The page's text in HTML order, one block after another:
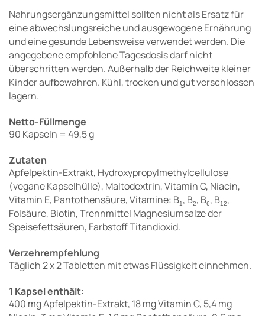
Nahrungsergänzungsmittel sollten nicht als Ersatz für
eine abwechslungsreiche und ausgewogene Ernährung
und eine gesunde Lebensweise verwendet werden. Die
angegebene empfohlene Tagesdosis darf nicht
überschritten werden. Außerhalb der Reichweite kleiner
Kinder aufbewahren. Kühl, trocken und gut verschlossen
lagern.
Netto-Füllmenge
90 Kapseln = 49,5 g
Zutaten
Apfelpektin-Extrakt, Hydroxypropylmethylcellulose
(vegane Kapselhülle), Maltodextrin, Vitamin C, Niacin,
Vitamin E, Pantothensäure, Vitamine: B1 , B2, B6, B12,
Folsäure, Biotin, Trennmittel Magnesiumsalze der
Speisefettsäuren, Farbstoff Titandioxid.
Verzehrempfehlung
Täglich 2 x 2 Tabletten mit etwas Flüssigkeit einnehmen.
1 Kapsel enthält:
400 mg Apfelpektin-Extrakt, 18 mg Vitamin C, 5,4 mg